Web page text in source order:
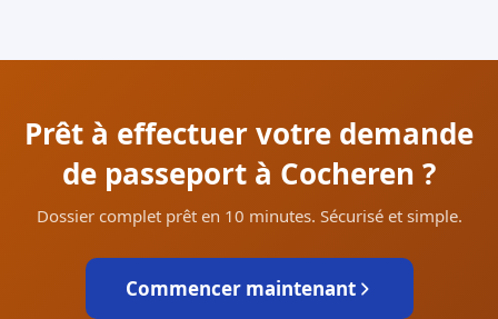
Prêt à effectuer votre demande
de passeport à Cocheren ?
Dossier complet prêt en 10 minutes. Sécurisé et simple.
Commencer maintenant